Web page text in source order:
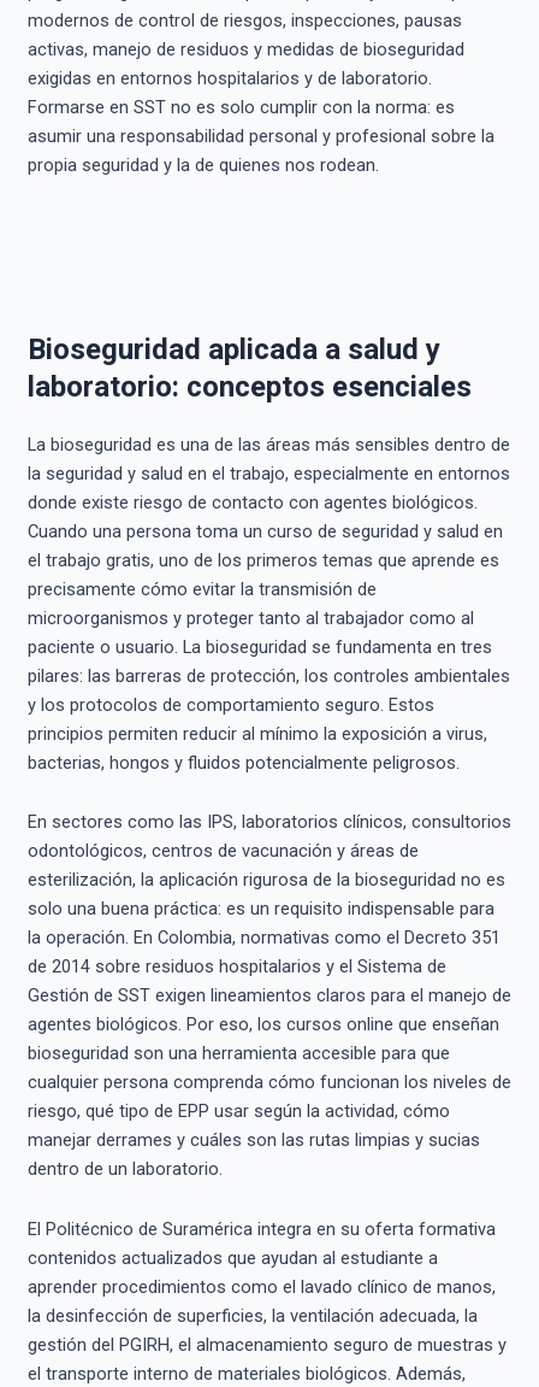
modernos de control de riesgos, inspecciones, pausas
activas, manejo de residuos y medidas de bioseguridad
exigidas en entornos hospitalarios y de laboratorio.
Formarse en SST no es solo cumplir con la norma: es
asumir una responsabilidad personal y profesional sobre la
propia seguridad y la de quienes nos rodean.
Bioseguridad aplicada a salud y
laboratorio: conceptos esenciales
La bioseguridad es una de las áreas más sensibles dentro de
la seguridad y salud en el trabajo, especialmente en entornos
donde existe riesgo de contacto con agentes biológicos.
Cuando una persona toma un curso de seguridad y salud en
el trabajo gratis, uno de los primeros temas que aprende es
precisamente cómo evitar la transmisión de
microorganismos y proteger tanto al trabajador como al
paciente o usuario. La bioseguridad se fundamenta en tres
pilares: las barreras de protección, los controles ambientales
y los protocolos de comportamiento seguro. Estos
principios permiten reducir al mínimo la exposición a virus,
bacterias, hongos y fluidos potencialmente peligrosos.
En sectores como las IPS, laboratorios clínicos, consultorios
odontológicos, centros de vacunación y áreas de
esterilización, la aplicación rigurosa de la bioseguridad no es
solo una buena práctica: es un requisito indispensable para
la operación. En Colombia, normativas como el Decreto 351
de 2014 sobre residuos hospitalarios y el Sistema de
Gestión de SST exigen lineamientos claros para el manejo de
agentes biológicos. Por eso, los cursos online que enseñan
bioseguridad son una herramienta accesible para que
cualquier persona comprenda cómo funcionan los niveles de
riesgo, qué tipo de EPP usar según la actividad, cómo
manejar derrames y cuáles son las rutas limpias y sucias
dentro de un laboratorio.
El Politécnico de Suramérica integra en su oferta formativa
contenidos actualizados que ayudan al estudiante a
aprender procedimientos como el lavado clínico de manos,
la desinfección de superficies, la ventilación adecuada, la
gestión del PGIRH, el almacenamiento seguro de muestras y
el transporte interno de materiales biológicos. Además,